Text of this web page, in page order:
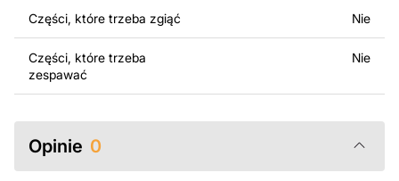
Części, które trzeba zgiąć Nie
Części, które trzeba
zespawać
Nie
Opinie 0